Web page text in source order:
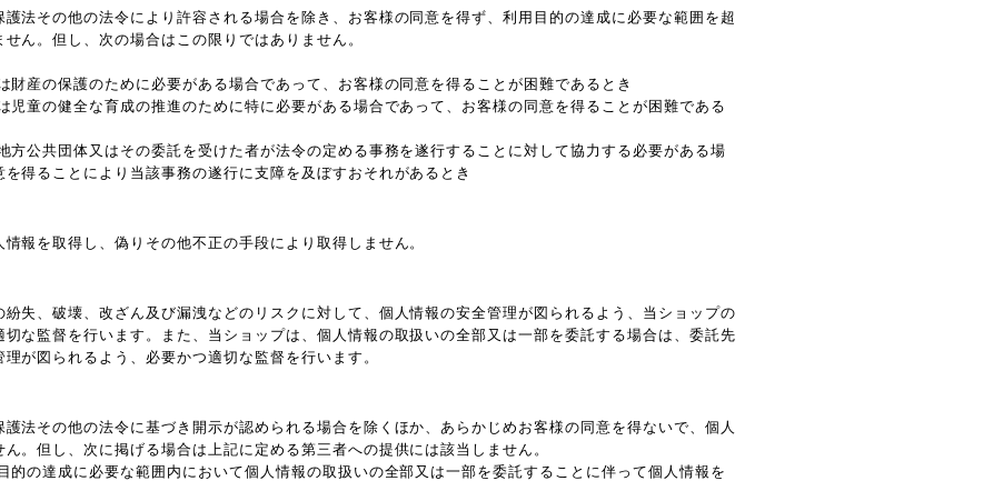
法その他の法令により許容される場合を除き、お客様の同意を得ず、利用目的の達成に必要な範囲を超
ん。但し、次の場合はこの限りではありません。
財産の保護のために必要がある場合であって、お客様の同意を得ることが困難であるとき
児童の健全な育成の推進のために特に必要がある場合であって、お客様の同意を得ることが困難である
方公共団体又はその委託を受けた者が法令の定める事務を遂行することに対して協力する必要がある場
得ることにより当該事務の遂行に支障を及ぼすおそれがあるとき
報を取得し、偽りその他不正の手段により取得しません。
紛失、破壊、改ざん及び漏洩などのリスクに対して、個人情報の安全管理が図られるよう、当ショップの
な監督を行います。また、当ショップは、個人情報の取扱いの全部又は一部を委託する場合は、委託先
が図られるよう、必要かつ適切な監督を行います。
法その他の法令に基づき開示が認められる場合を除くほか、あらかじめお客様の同意を得ないで、個人
。但し、次に掲げる場合は上記に定める第三者への提供には該当しません。
的の達成に必要な範囲内において個人情報の取扱いの全部又は一部を委託することに伴って個人情報を